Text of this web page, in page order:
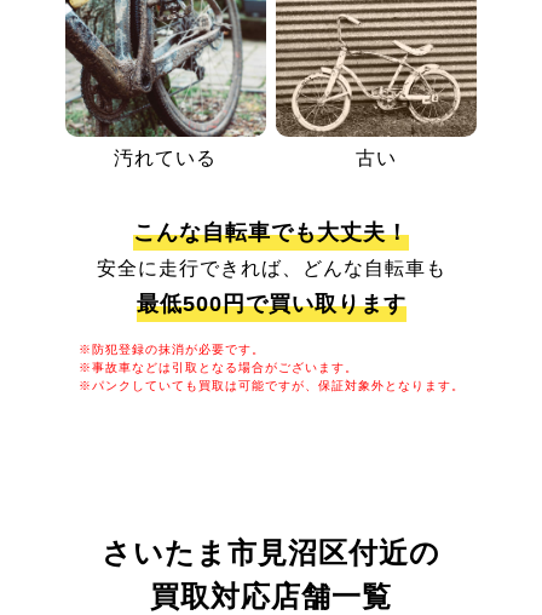
汚れている 古い
こんな自転車でも大丈夫！
安全に走行できれば、どんな自転車も
最低500円で買い取ります
※防犯登録の抹消が必要です。
※事故車などは引取となる場合がございます。
※パンクしていても買取は可能ですが、保証対象外となります。
さいたま市見沼区付近の
買取対応店舗一覧